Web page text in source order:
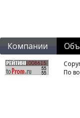
Компании
По